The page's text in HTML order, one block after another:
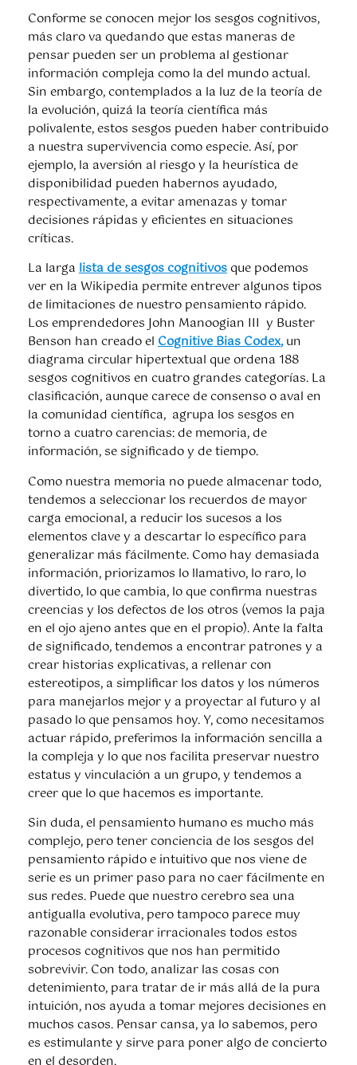
Conforme se conocen mejor los sesgos cognitivos,
más claro va quedando que estas maneras de
pensar pueden ser un problema al gestionar
información compleja como la del mundo actual.
Sin embargo, contemplados a la luz de la teoría de
la evolución, quizá la teoría científica más
polivalente, estos sesgos pueden haber contribuido
a nuestra supervivencia como especie. Así, por
ejemplo, la aversión al riesgo y la heurística de
disponibilidad pueden habernos ayudado,
respectivamente, a evitar amenazas y tomar
decisiones rápidas y eficientes en situaciones
críticas.
La largalista de sesgos cognitivosque podemos
ver en la Wikipedia permite entrever algunos tipos
de limitaciones de nuestro pensamiento rápido.
Los emprendedores John Manoogian III y Buster
Benson han creado elCognitive Bias Codex,un
diagrama circular hipertextual que ordena 188
sesgos cognitivos en cuatro grandes categorías. La
clasificación, aunque carece de consenso o aval en
la comunidad científica, agrupa los sesgos en
torno a cuatro carencias: de memoria, de
información, se significado y de tiempo.
Como nuestra memoria no puede almacenar todo,
tendemos a seleccionar los recuerdos de mayor
carga emocional, a reducir los sucesos a los
elementos clave y a descartar lo específico para
generalizar más fácilmente. Como hay demasiada
información, priorizamos lo llamativo, lo raro, lo
divertido, lo que cambia, lo que confirma nuestras
creencias y los defectos de los otros (vemos la paja
en el ojo ajeno antes que en el propio). Ante la falta
de significado, tendemos a encontrar patrones y a
crear historias explicativas, a rellenar con
estereotipos, a simplificar los datos y los números
para manejarlos mejor y a proyectar al futuro y al
pasado lo que pensamos hoy. Y, como necesitamos
actuar rápido, preferimos la información sencilla a
la compleja y lo que nos facilita preservar nuestro
estatus y vinculación a un grupo, y tendemos a
creer que lo que hacemos es importante.
Sin duda, el pensamiento humano es mucho más
complejo, pero tener conciencia de los sesgos del
pensamiento rápido e intuitivo que nos viene de
serie es un primer paso para no caer fácilmente en
sus redes. Puede que nuestro cerebro sea una
antigualla evolutiva, pero tampoco parece muy
razonable considerar irracionales todos estos
procesos cognitivos que nos han permitido
sobrevivir. Con todo, analizar las cosas con
detenimiento, para tratar de ir más allá de la pura
intuición, nos ayuda a tomar mejores decisiones en
muchos casos. Pensar cansa, ya lo sabemos, pero
es estimulante y sirve para poner algo de concierto